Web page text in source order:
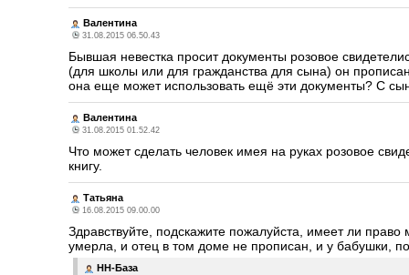
Валентина
31.08.2015 06.50.43
Бывшая невестка просит документы розовое
(для школы или для гражданства для сына) он
она еще может использовать ещё эти документы? С
Валентина
31.08.2015 01.52.42
Что может сделать человек имея на руках розовое
книгу.
Татьяна
16.08.2015 09.00.00
Здравствуйте, подскажите пожалуйста, имеет ли
умерла, и отец в том доме не прописан, и у бабушки,
НН-База